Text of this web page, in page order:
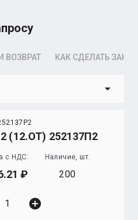
ВОЗВРАТ КАК СДЕЛАТЬ
arrow_drop_down
(12.ОТ) 252137П2
с НДС: Наличие, шт.
200
add_circle